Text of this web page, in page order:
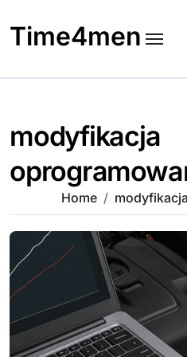
to
content
Time4men
modyfikacja
Home